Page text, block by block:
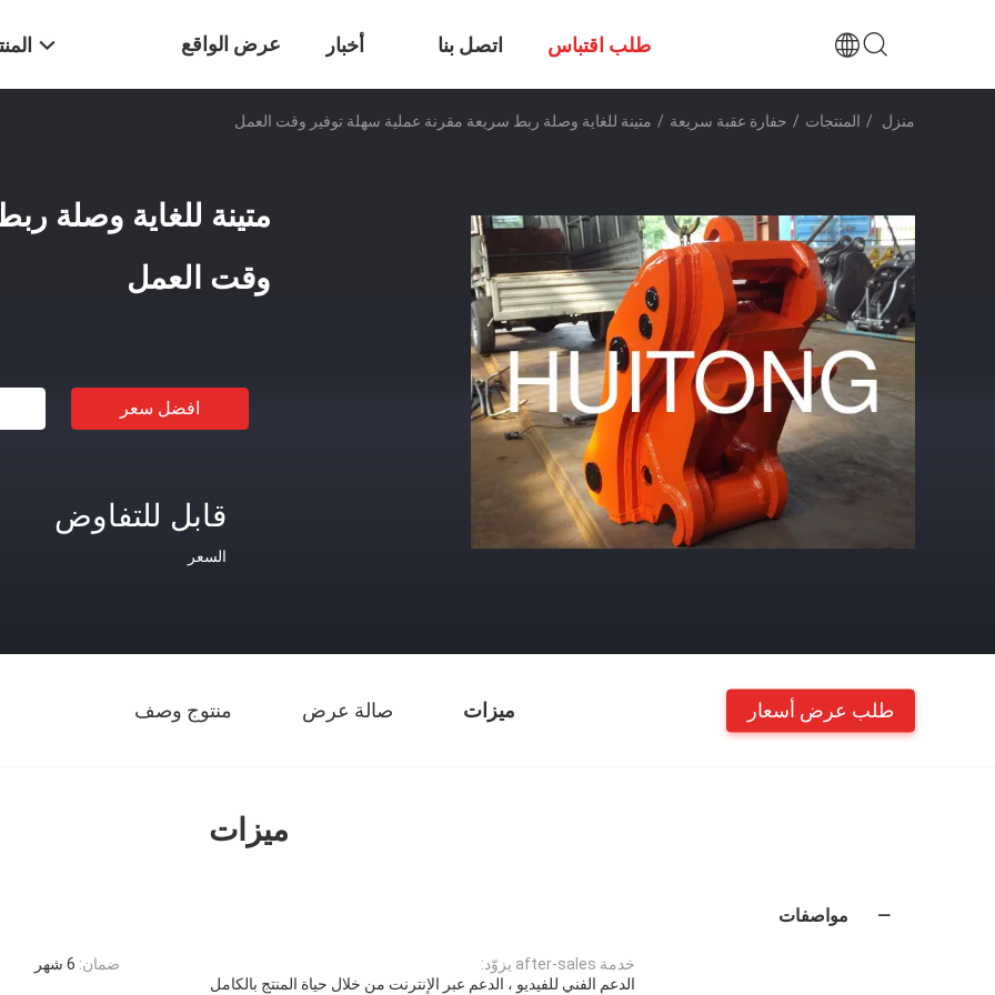
عرض الواقع
الافتراضي
أخبار اتصل بنا طلب اقتباس
منزل / المنتجات / حفارة عقبة سريعة / متينة للغاية وصلة ربط سريعة مقرنة عملية سهلة توفير وقت العمل
متينة للغاية وصلة
وقت العمل
افضل سعر
قابل للتفاوض
السعر
ميزات صالة عرض منتوج وصف طلب عرض أسعار
ميزات
مواصفات
ضمان: 6 شهر
خدمة after-sales يزوّد:
الدعم الفني للفيديو ، الدعم عبر الإنترنت من خلال حياة المنتج بالكامل